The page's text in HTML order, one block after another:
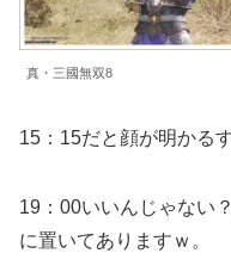
真・三國無双8
15：15だと顔が明かる
19：00いいんじゃない
に置いてありますｗ。